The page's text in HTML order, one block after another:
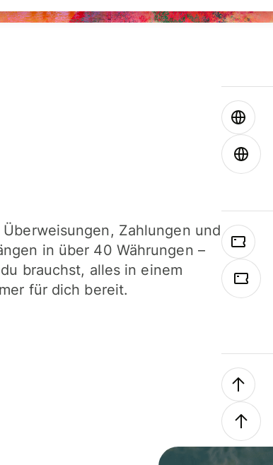
Zahlungen und
in über 40 Währungen –
brauchst, alles in einem
für dich bereit.